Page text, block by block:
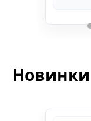
Новинки